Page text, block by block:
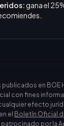
gana el
publicados en BOE
con fines
efecto
el Boletín Oficial
patrocinado por la